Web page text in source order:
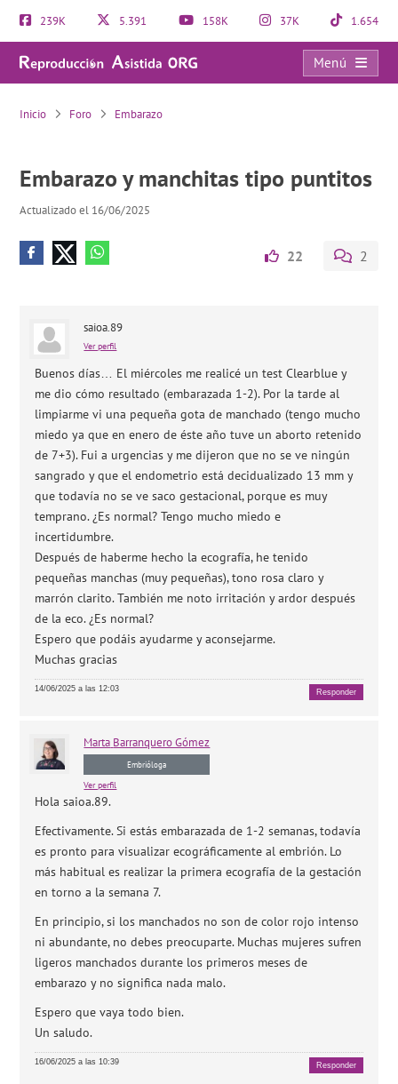
239K 5.391 158K 37K 1.654
Menú
Embarazo y manchitas tipo puntitos
Inicio Foro Embarazo
Embarazo y manchitas tipo puntitos
Actualizado el 16/06/2025
22 2
saioa.89
Ver perfil
Buenos días… El miércoles me realicé un test Clearblue y
me dio cómo resultado (embarazada 1-2). Por la tarde al
limpiarme vi una pequeña gota de manchado (tengo mucho
miedo ya que en enero de éste año tuve un aborto retenido
de 7+3). Fui a urgencias y me dijeron que no se ve ningún
sangrado y que el endometrio está decidualizado 13 mm y
que todavía no se ve saco gestacional, porque es muy
temprano. ¿Es normal? Tengo mucho miedo e
incertidumbre.
Después de haberme hecho la ecografía, he tenido
pequeñas manchas (muy pequeñas), tono rosa claro y
marrón clarito. También me noto irritación y ardor después
de la eco. ¿Es normal?
Espero que podáis ayudarme y aconsejarme.
Muchas gracias
14/06/2025 a las 12:03 Responder
Marta Barranquero Gómez
Embrióloga
Ver perfil
Hola saioa.89.
Efectivamente. Si estás embarazada de 1-2 semanas, todavía
es pronto para visualizar ecográficamente al embrión. Lo
más habitual es realizar la primera ecografía de la gestación
en torno a la semana 7.
En principio, si los manchados no son de color rojo intenso
ni abundante, no debes preocuparte. Muchas mujeres sufren
ligeros manchados durante los primeros meses de
embarazo y no significa nada malo.
Espero que vaya todo bien.
Un saludo.
16/06/2025 a las 10:39 Responder